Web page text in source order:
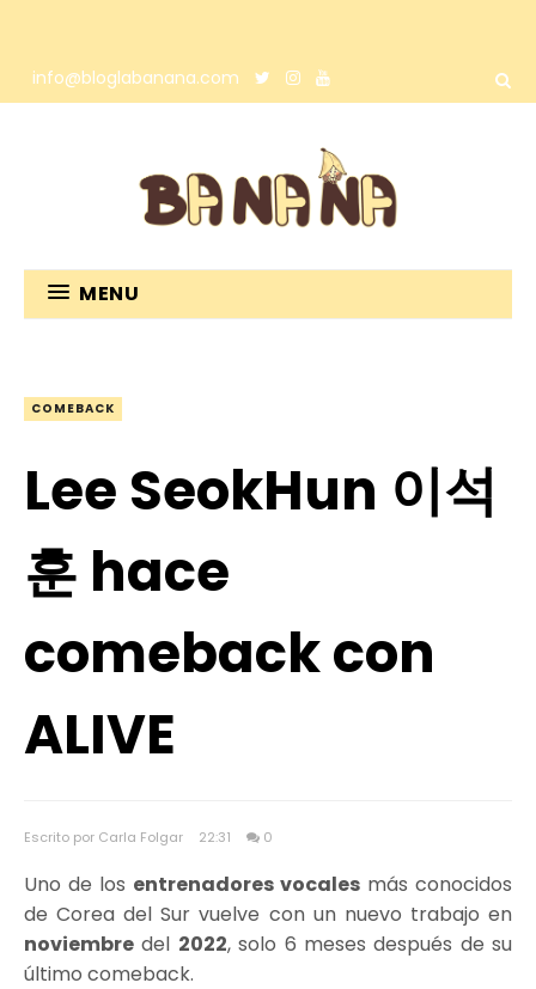
info@bloglabanana.com
MENU
COMEBACK
Lee SeokHun 이석
훈 hace
comeback con
ALIVE
Escrito por Carla Folgar 22:31 0
Uno de los entrenadores vocales más conocidos
de Corea del Sur vuelve con un nuevo trabajo en
noviembre del 2022, solo 6 meses después de su
último comeback.